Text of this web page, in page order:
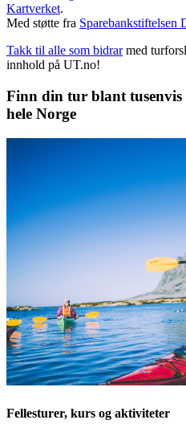
Kartverket.
Med støtte fra Sparebankstiftelsen
Takk til alle som bidrar med
innhold på UT.no!
Finn din tur blant
hele Norge
Fellesturer, kurs og aktiviteter